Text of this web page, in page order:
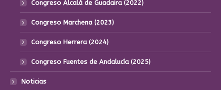
Congreso Alcalá de Guadaira (2022)
Congreso Marchena (2023)
Congreso Herrera (2024)
Congreso Fuentes de Andalucía (2025)
Noticias